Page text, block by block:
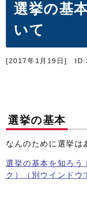
選挙の基
いて
[2017年1月19日]
選挙の基本
なんのために選挙は
選挙の基本を知ろう
ク）
（別ウインドウ